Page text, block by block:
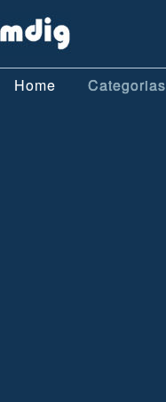
Home Categorias